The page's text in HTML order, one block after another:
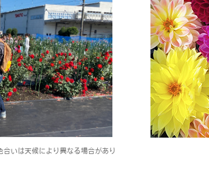
いは天候により異なる場合があり